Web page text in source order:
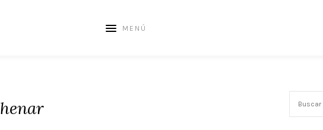
MENÚ
henar